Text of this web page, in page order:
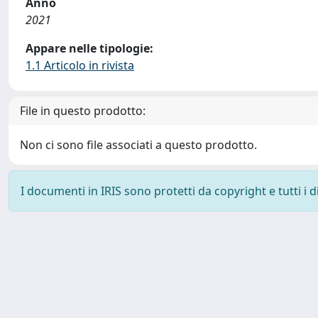
2021
Appare nelle tipologie:
1.1 Articolo in rivista
File in questo prodotto:
Non ci sono file associati a questo prodotto.
I documenti in IRIS sono protetti da copyright e tutti i